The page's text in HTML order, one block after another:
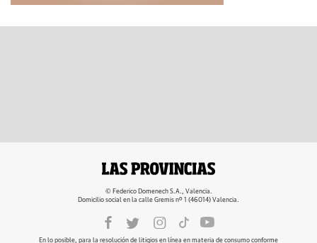
© Federico Domenech S.A., Valencia.
Domicilio social en la calle Gremis nº 1 (46014) Valencia.
En lo posible, para la resolución de litigios en línea en materia de consumo conforme